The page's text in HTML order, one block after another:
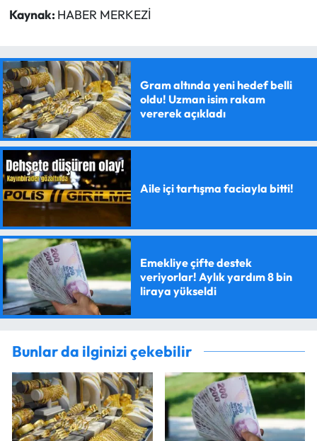
Kaynak: HABER MERKEZİ
Gram altında yeni hedef belli
oldu! Uzman isim rakam
vererek açıkladı
Aile içi tartışma faciayla bitti!
Emekliye çifte destek
veriyorlar! Aylık yardım 8 bin
liraya yükseldi
Bunlar da ilginizi çekebilir